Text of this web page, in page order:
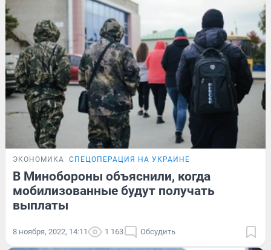
ЭКОНОМИКА СПЕЦОПЕРАЦИЯ НА УКРАИНЕ
В Минобороны объяснили, когда
мобилизованные будут получать
выплаты
8 ноября, 2022, 14:11 1 163 Обсудить